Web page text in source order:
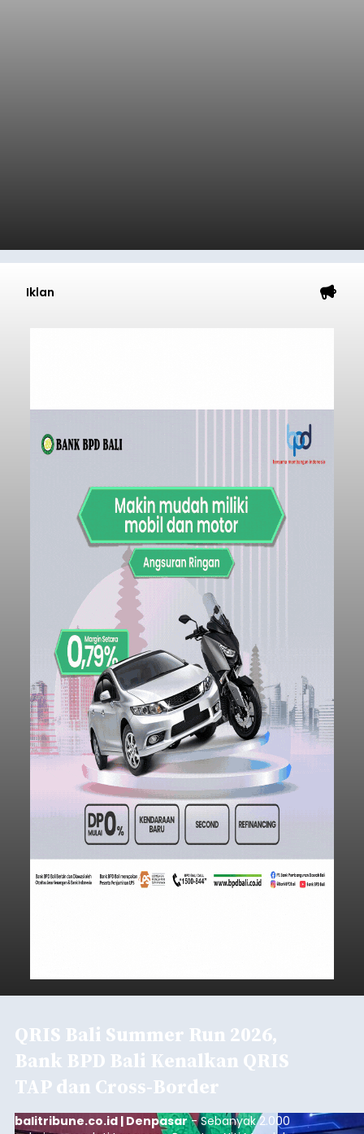
Iklan
QRIS Bali Summer Run 2026,
Bank BPD Bali Kenalkan QRIS
TAP dan Cross-Border
balitribune.co.id | Denpasar- Sebanyak 2.000